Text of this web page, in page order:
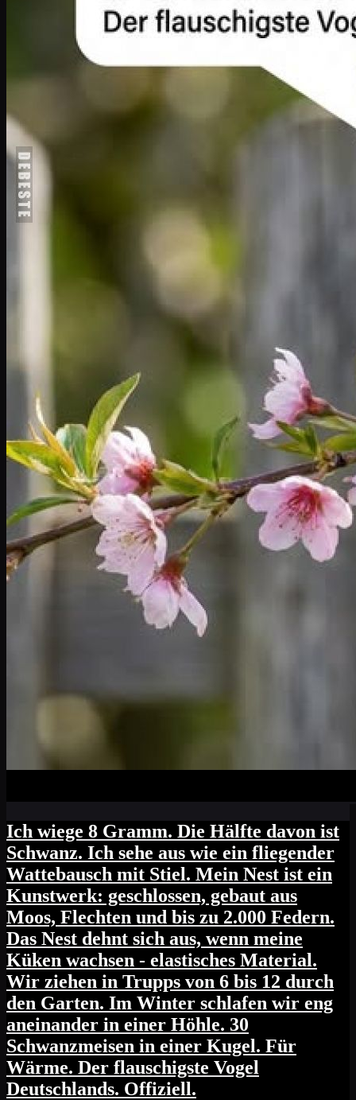
Ich wiege 8 Gramm. Die Hälfte davon ist
Schwanz. Ich sehe aus wie ein fliegender
Wattebausch mit Stiel. Mein Nest ist ein
Kunstwerk: geschlossen, gebaut aus
Moos, Flechten und bis zu 2.000 Federn.
Das Nest dehnt sich aus, wenn meine
Küken wachsen - elastisches Material.
Wir ziehen in Trupps von 6 bis 12 durch
den Garten. Im Winter schlafen wir eng
aneinander in einer Höhle. 30
Schwanzmeisen in einer Kugel. Für
Wärme. Der flauschigste Vogel
Deutschlands. Offiziell.